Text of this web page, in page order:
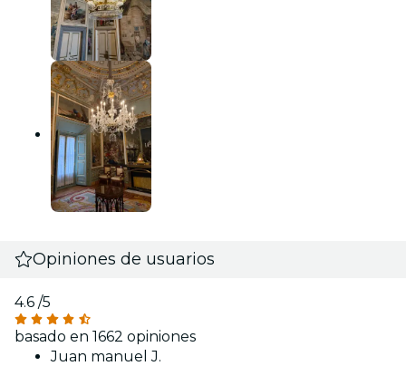
Opiniones de usuarios
4.6 /5
basado en 1662 opiniones
Juan manuel J.